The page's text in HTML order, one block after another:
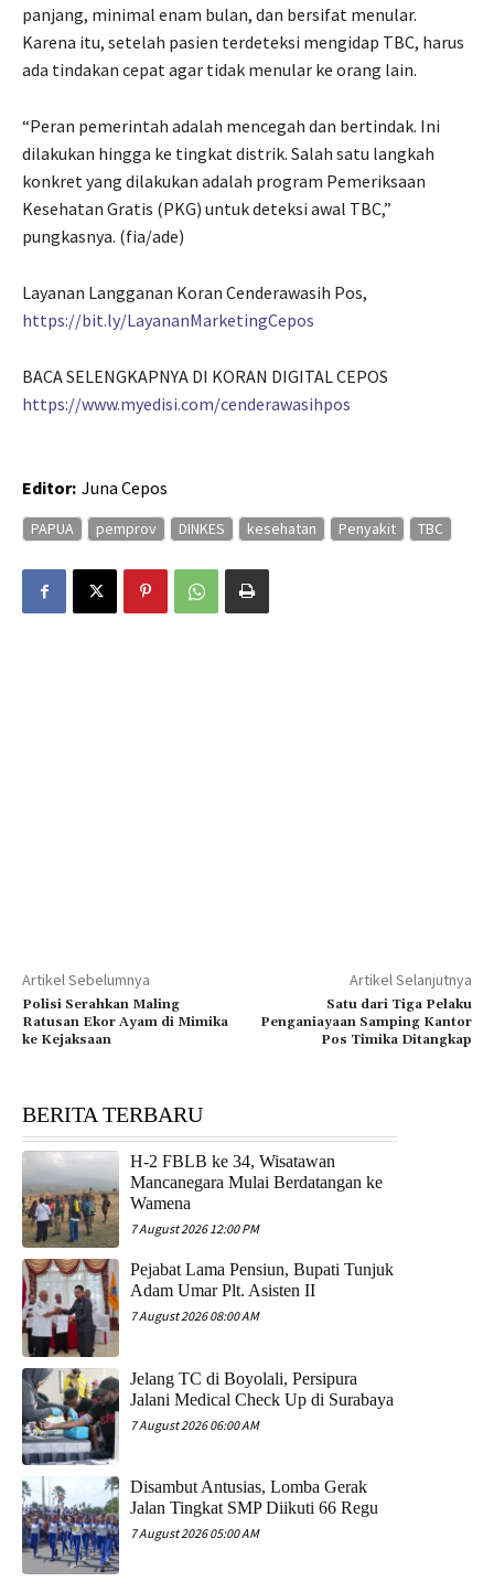
panjang, minimal enam bulan, dan bersifat menular.
Karena itu, setelah pasien terdeteksi mengidap TBC, harus
ada tindakan cepat agar tidak menular ke orang lain.
“Peran pemerintah adalah mencegah dan bertindak. Ini
dilakukan hingga ke tingkat distrik. Salah satu langkah
konkret yang dilakukan adalah program Pemeriksaan
Kesehatan Gratis (PKG) untuk deteksi awal TBC,”
pungkasnya. (fia/ade)
Layanan Langganan Koran Cenderawasih Pos,
https://bit.ly/LayananMarketingCepos
BACA SELENGKAPNYA DI KORAN DIGITAL CEPOS
https://www.myedisi.com/cenderawasihpos
Editor: Juna Cepos
PAPUA pemprov DINKES kesehatan Penyakit TBC
Artikel Sebelumnya
Polisi Serahkan Maling
Ratusan Ekor Ayam di Mimika
ke Kejaksaan
Artikel Selanjutnya
Satu dari Tiga Pelaku
Penganiayaan Samping Kantor
Pos Timika Ditangkap
BERITA TERBARU
H-2 FBLB ke 34, Wisatawan
Mancanegara Mulai Berdatangan ke
Wamena
7 August 2026 12:00 PM
Pejabat Lama Pensiun, Bupati Tunjuk
Adam Umar Plt. Asisten II
7 August 2026 08:00 AM
Jelang TC di Boyolali, Persipura
Jalani Medical Check Up di Surabaya
7 August 2026 06:00 AM
Disambut Antusias, Lomba Gerak
Jalan Tingkat SMP Diikuti 66 Regu
7 August 2026 05:00 AM